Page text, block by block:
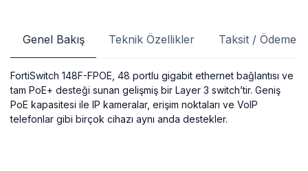
Genel Bakış Teknik Özellikler Taksit / Ödeme
FortiSwitch 148F-FPOE, 48 portlu gigabit ethernet bağlantısı ve
tam PoE+ desteği sunan gelişmiş bir Layer 3 switch’tir. Geniş
PoE kapasitesi ile IP kameralar, erişim noktaları ve VoIP
telefonlar gibi birçok cihazı aynı anda destekler.